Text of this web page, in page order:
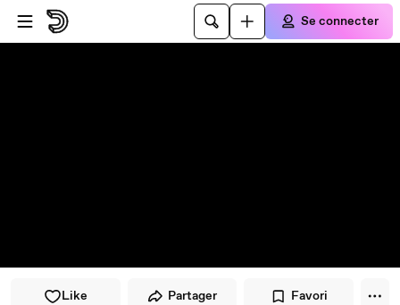
Passer au player
Passer au contenu principal
Se connecter
Like Partager Favori